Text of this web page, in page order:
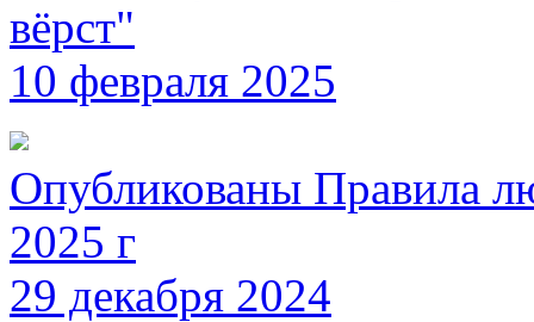
вёрст"
10 февраля 2025
Опубликованы Правила
2025 г
29 декабря 2024